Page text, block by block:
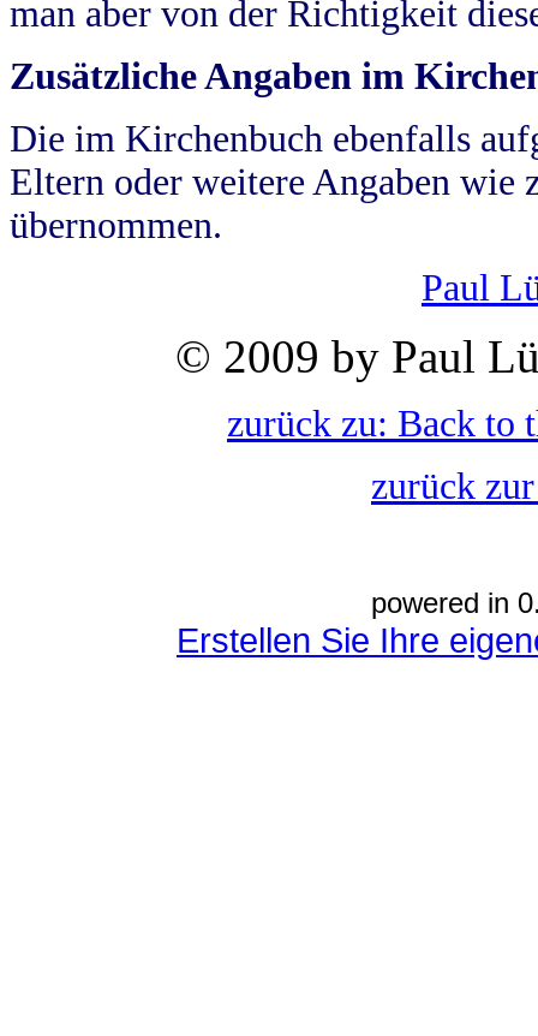
man aber von der Richtigkeit
Zusätzliche Angaben im
Die im Kirchenbuch ebenfalls
Eltern oder weitere Angaben wie
übernommen.
Paul
© 2009 by Paul
zurück zu: Back to
zurück
powered in
Erstellen Sie Ihre